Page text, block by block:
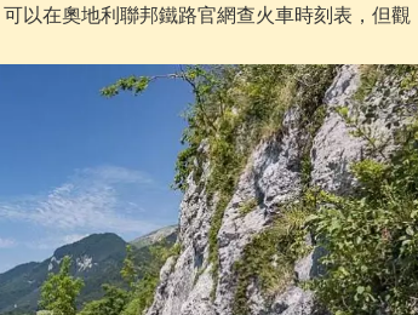
以在奧地利聯邦鐵路官網查火車時刻表，但觀